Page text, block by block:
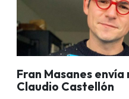
Fran Masanes
Claudio Castellón